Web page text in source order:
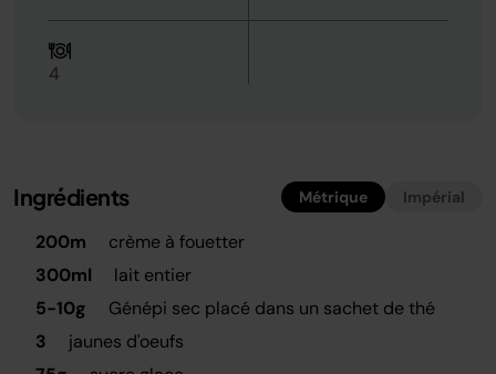
4
Ingrédients Métrique Impérial
200m
crème à fouetter
300ml
lait entier
5-10g
Génépi sec placé dans un sachet de thé
3
jaunes d'oeufs